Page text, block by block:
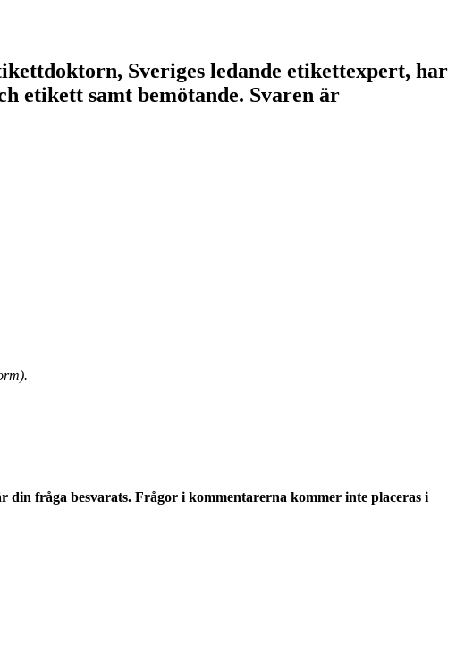
Sveriges ledande etikettexpert, har
etikett samt bemötande. Svaren är
din fråga besvarats. Frågor i kommentarerna kommer inte placeras i